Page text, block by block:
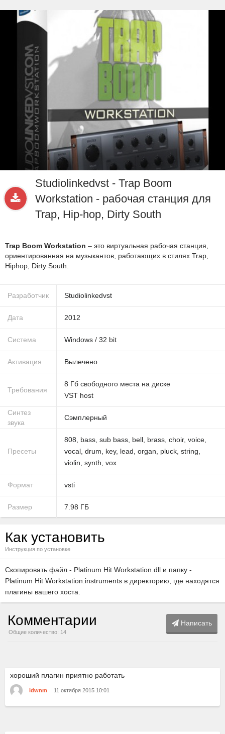
Sample
Studiolinkedvst - Trap Boom
Workstation - рабочая станция для
Trap, Hip-hop, Dirty South
Trap Boom Workstation – это виртуальная рабочая станция,
ориентированная на музыкантов, работающих в стилях Trap,
Hiphop, Dirty South.
Разработчик Studiolinkedvst
Дата 2012
Система Windows / 32 bit
Активация Вылечено
Требования
8 Гб свободного места на диске
VST host
Синтез
звука
Сэмплерный
Пресеты
808 bass sub bass bell brass choir, voice
vocal drum key, lead organ pluck string
violin synth vox
Формат vsti
Размер 7.98 ГБ
Как установить
Инструкция по установке
Скопировать файл - Platinum Hit Workstation.dll и папку -
Platinum Hit Workstation.instruments в директорию, где находятся
плагины вашего хоста.
Комментарии
Общие количество: 14
Написать
хороший плагин приятно работать
idwnm 11 октября 2015 10:01